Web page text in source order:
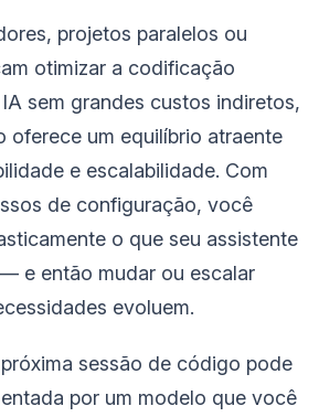
projetos paralelos ou
otimizar a codificação
sem grandes custos indiretos,
oferece um equilíbrio atraente
e escalabilidade. Com
de configuração, você
o que seu assistente
e então mudar ou escalar
evoluem.
sessão de código pode
por um modelo que você